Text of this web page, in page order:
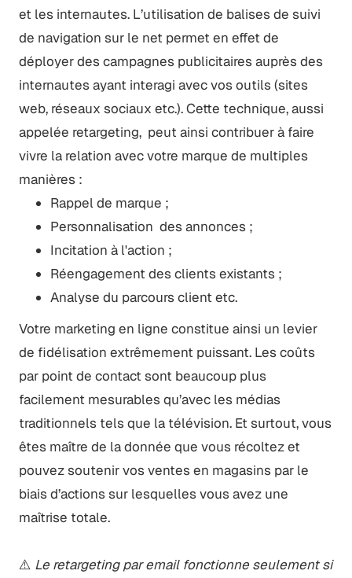
et les internautes. L’utilisation de balises de suivi
de navigation sur le net permet en effet de
déployer des campagnes publicitaires auprès des
internautes ayant interagi avec vos outils (sites
web, réseaux sociaux etc.). Cette technique, aussi
appelée retargeting, peut ainsi contribuer à faire
vivre la relation avec votre marque de multiples
manières :
Rappel de marque ;
Personnalisation des annonces ;
Incitation à l'action ;
Réengagement des clients existants ;
Analyse du parcours client etc.
Votre marketing en ligne constitue ainsi un levier
de fidélisation extrêmement puissant. Les coûts
par point de contact sont beaucoup plus
facilement mesurables qu’avec les médias
traditionnels tels que la télévision. Et surtout, vous
êtes maître de la donnée que vous récoltez et
pouvez soutenir vos ventes en magasins par le
biais d’actions sur lesquelles vous avez une
maîtrise totale.
⚠️ Le retargeting par email fonctionne seulement si